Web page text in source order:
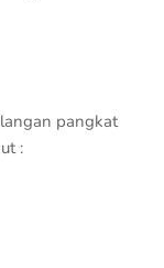
pangkat
: